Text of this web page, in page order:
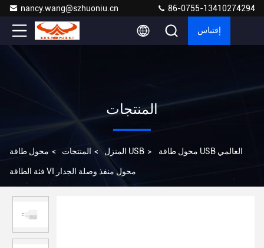
nancy.wang@szhuoniu.cn 86-0755-13410274294
إقتباس
المنتجات
المنزل > المنتجات > محول طاقة USB > محول طاقة USB العالمي
فئة الطاقة VI محول منفذ وصلة الجدار